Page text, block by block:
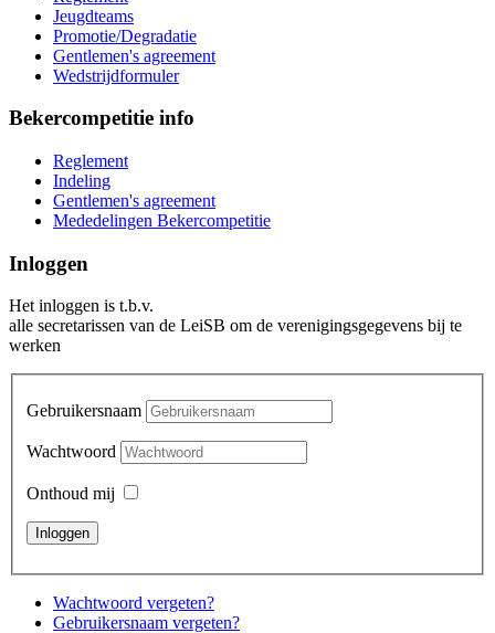
Jeugdteams
Promotie/Degradatie
Gentlemen's agreement
Wedstrijdformuler
Bekercompetitie info
Reglement
Indeling
Gentlemen's agreement
Mededelingen Bekercompetitie
Inloggen
Het inloggen is t.b.v.
alle secretarissen van de LeiSB om de verenigingsgegevens bij te
werken
Gebruikersnaam
Wachtwoord
Onthoud mij
Wachtwoord vergeten?
Gebruikersnaam vergeten?